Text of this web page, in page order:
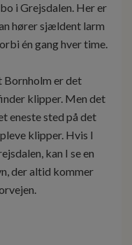
i Grejsdalen. Her er
hører sjældent larm
én gang hver time.
er det
klipper. Men det
eneste sted på det
klipper. Hvis I
kan I se en
der altid kommer